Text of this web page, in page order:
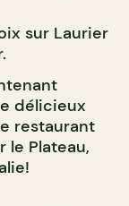
sur Laurier
délicieux
restaurant
le Plateau,